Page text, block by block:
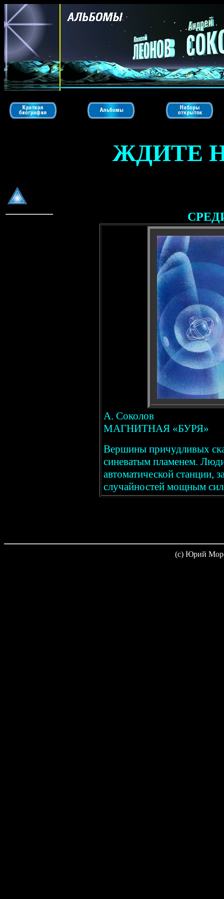
ЖДИТЕ
А. Соколов
МАГНИТНАЯ «БУРЯ»
Вершины причудливых
синеватым пламенем.
автоматической станции,
случайностей мощным
(c) Юрий